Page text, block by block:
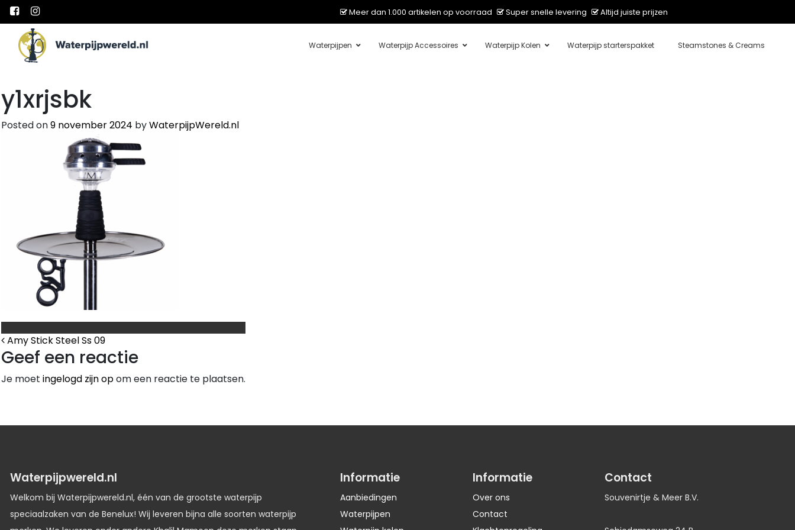
Meer dan 1.000 artikelen op voorraad Super snelle levering Altijd juiste prijzen
Main Navigation Waterpijpen Waterpijp Accessoires Waterpijp Kolen Waterpijp starterspakket Steamstones & Creams
y1xrjsbk
Posted on9 november 2024 byWaterpijpWereld.nl
Bericht Navigatie
Amy Stick Steel Ss 09
Geef een reactie
Je moet ingelogd zijn opom een reactie te plaatsen.
Waterpijpwereld.nl
Welkom bij Waterpijpwereld.nl, één van de grootste waterpijp
speciaalzaken van de Benelux! Wij leveren bijna alle soorten waterpijp
Informatie
Aanbiedingen
Waterpijpen
Informatie
Over ons
Contact
Contact
Souvenirtje & Meer B.V.